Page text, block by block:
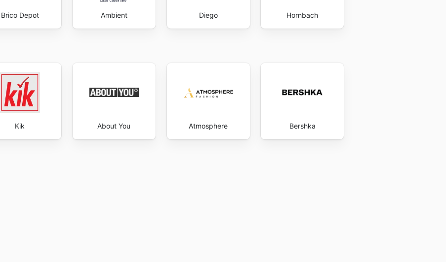
Brico Depot Ambient Diego Hornbach
Kik About You Atmosphere Bershka